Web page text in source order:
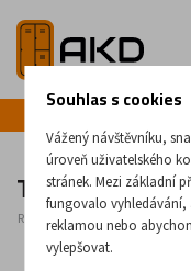
Taburetka
Rozměry: 500 x 500
Souhlas s cookies
Vážený návštěvníku,
úroveň uživatelského
stránek. Mezi základní
fungovalo
reklamou nebo
vylepšovat.